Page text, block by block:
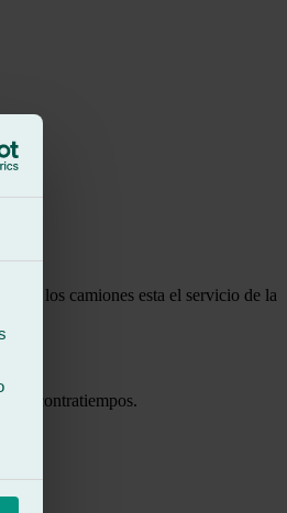
los camiones esta el servicio de la
y contratiempos.